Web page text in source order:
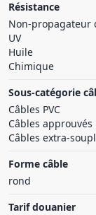
Résistance
Non-propagateur
UV
Huile
Chimique
Sous-catégorie
Câbles PVC
Câbles approuvés
Câbles extra-
Forme câble
rond
Tarif douanier